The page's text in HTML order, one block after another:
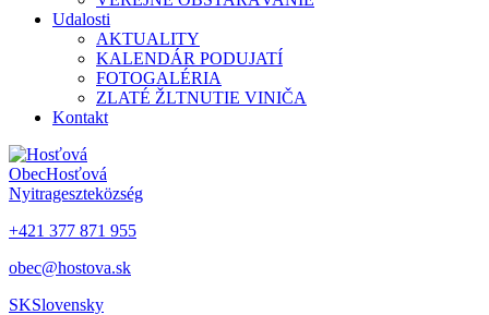
Udalosti
AKTUALITY
KALENDÁR PODUJATÍ
FOTOGALÉRIA
ZLATÉ ŽLTNUTIE VINIČA
Kontakt
ObecHosťová
Nyitrageszteközség
+421 377 871 955
obec@hostova.sk
SKSlovensky